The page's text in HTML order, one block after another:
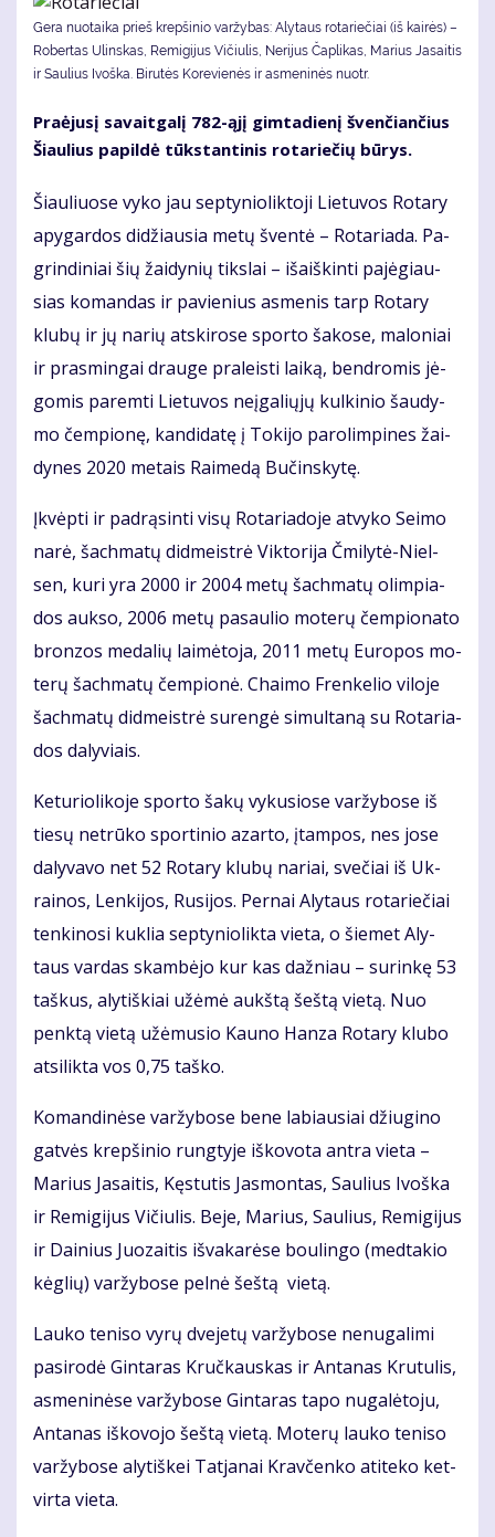
Gera nuotaika prieš krepšinio varžybas: Alytaus rotariečiai (iš kairės) –
Robertas Ulinskas, Remigijus Vičiulis, Nerijus Čaplikas, Marius Jasaitis
ir Saulius Ivoška. Bi­ru­tės Ko­re­vie­nės ir as­me­ni­nės nuotr.
Pra­ėju­sį sa­vait­ga­lį 782-ąjį gim­ta­die­nį šven­čian­čius
Šiau­lius pa­pil­dė tūks­tan­ti­nis ro­ta­rie­čių bū­rys.
Šiau­liuo­se vy­ko jau sep­ty­nio­lik­to­ji Lie­tu­vos Ro­ta­ry
apy­gar­dos di­džiau­sia me­tų šven­tė – Ro­ta­ria­da. Pa­
grin­di­niai šių žai­dy­nių tiks­lai – iš­aiš­kin­ti pa­jė­giau­
sias ko­man­das ir pa­vie­nius as­me­nis tarp Ro­ta­ry
klu­bų ir jų na­rių at­ski­ro­se spor­to ša­ko­se, ma­lo­niai
ir pra­smin­gai drau­ge pra­leis­ti lai­ką, ben­dro­mis jė­
go­mis pa­rem­ti Lie­tu­vos ne­įga­lių­jų kul­ki­nio šau­dy­
mo čem­pio­nę, kan­di­da­tę į To­ki­jo pa­ro­lim­pi­nes žai­
dy­nes 2020 me­tais Rai­me­dą Bu­čins­ky­tę.
Įkvėp­ti ir pa­drą­sin­ti vi­sų Ro­ta­ria­do­je at­vy­ko Sei­mo
na­rė, šach­ma­tų did­meist­rė Vik­to­ri­ja Čmi­ly­tė-Niel­
sen, ku­ri yra 2000 ir 2004 me­tų šach­ma­tų olim­pia­
dos auk­so, 2006 me­tų pa­sau­lio mo­te­rų čem­pio­na­to
bron­zos me­da­lių lai­mė­to­ja, 2011 me­tų Eu­ro­pos mo­
te­rų šach­ma­tų čem­pio­nė. Chai­mo Fren­ke­lio vi­lo­je
šach­ma­tų did­meist­rė su­ren­gė si­mul­ta­ną su Ro­ta­ria­
dos da­ly­viais.
Ke­tu­rio­li­ko­je spor­to ša­kų vy­ku­sio­se var­žy­bo­se iš
tie­sų ne­trū­ko spor­ti­nio azar­to, įtam­pos, nes jo­se
da­ly­va­vo net 52 Ro­ta­ry klu­bų na­riai, sve­čiai iš Uk­
rai­nos, Len­ki­jos, Ru­si­jos. Per­nai Aly­taus ro­ta­rie­čiai
ten­ki­no­si kuk­lia sep­ty­nio­lik­ta vie­ta, o šie­met Aly­
taus var­das skam­bė­jo kur kas daž­niau – su­rin­kę 53
taš­kus, aly­tiš­kiai už­ėmė aukš­tą šeš­tą vie­tą. Nuo
penk­tą vie­tą už­ėmu­sio Kau­no Han­za Ro­ta­ry klu­bo
at­si­lik­ta vos 0,75 taš­ko.
Ko­man­di­nė­se var­žy­bo­se be­ne la­biau­siai džiu­gi­no
gat­vės krep­ši­nio rung­ty­je iš­ko­vo­ta an­tra vie­ta –
Ma­rius Ja­sai­tis, Kęs­tu­tis Jas­mon­tas, Sau­lius Ivoš­ka
ir Re­mi­gi­jus Vi­čiu­lis. Be­je, Ma­rius, Sau­lius, Re­mi­gi­jus
ir Dai­nius Juo­zai­tis iš­va­ka­rė­se bou­lin­go (med­ta­kio
kėg­lių) var­žy­bo­se pel­nė šeš­tą vie­tą.
Lau­ko te­ni­so vy­rų dve­je­tų var­žy­bo­se ne­nu­ga­li­mi
pa­si­ro­dė Gin­ta­ras Kruč­kaus­kas ir An­ta­nas Kru­tu­lis,
as­me­ni­nė­se var­žy­bo­se Gin­ta­ras ta­po nu­ga­lė­to­ju,
An­ta­nas iš­ko­vo­jo šeš­tą vie­tą. Mo­te­rų lau­ko te­ni­so
var­žy­bo­se aly­tiš­kei Tat­ja­nai Krav­čen­ko ati­te­ko ket­
vir­ta vie­ta.